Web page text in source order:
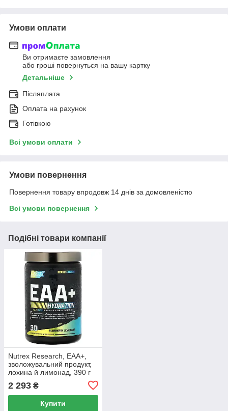
Умови оплати
Ви отримаєте замовлення
або гроші повернуться на вашу картку
Детальніше
Післяплата
Оплата на рахунок
Готівкою
Всі умови оплати
Умови повернення
Повернення товару впродовж 14 днів за домовленістю
Всі умови повернення
Подібні товари компанії
Nutrex Research, EAA+,
зволожувальний продукт,
лохина й лимонад, 390 г
2 293 ₴
Купити